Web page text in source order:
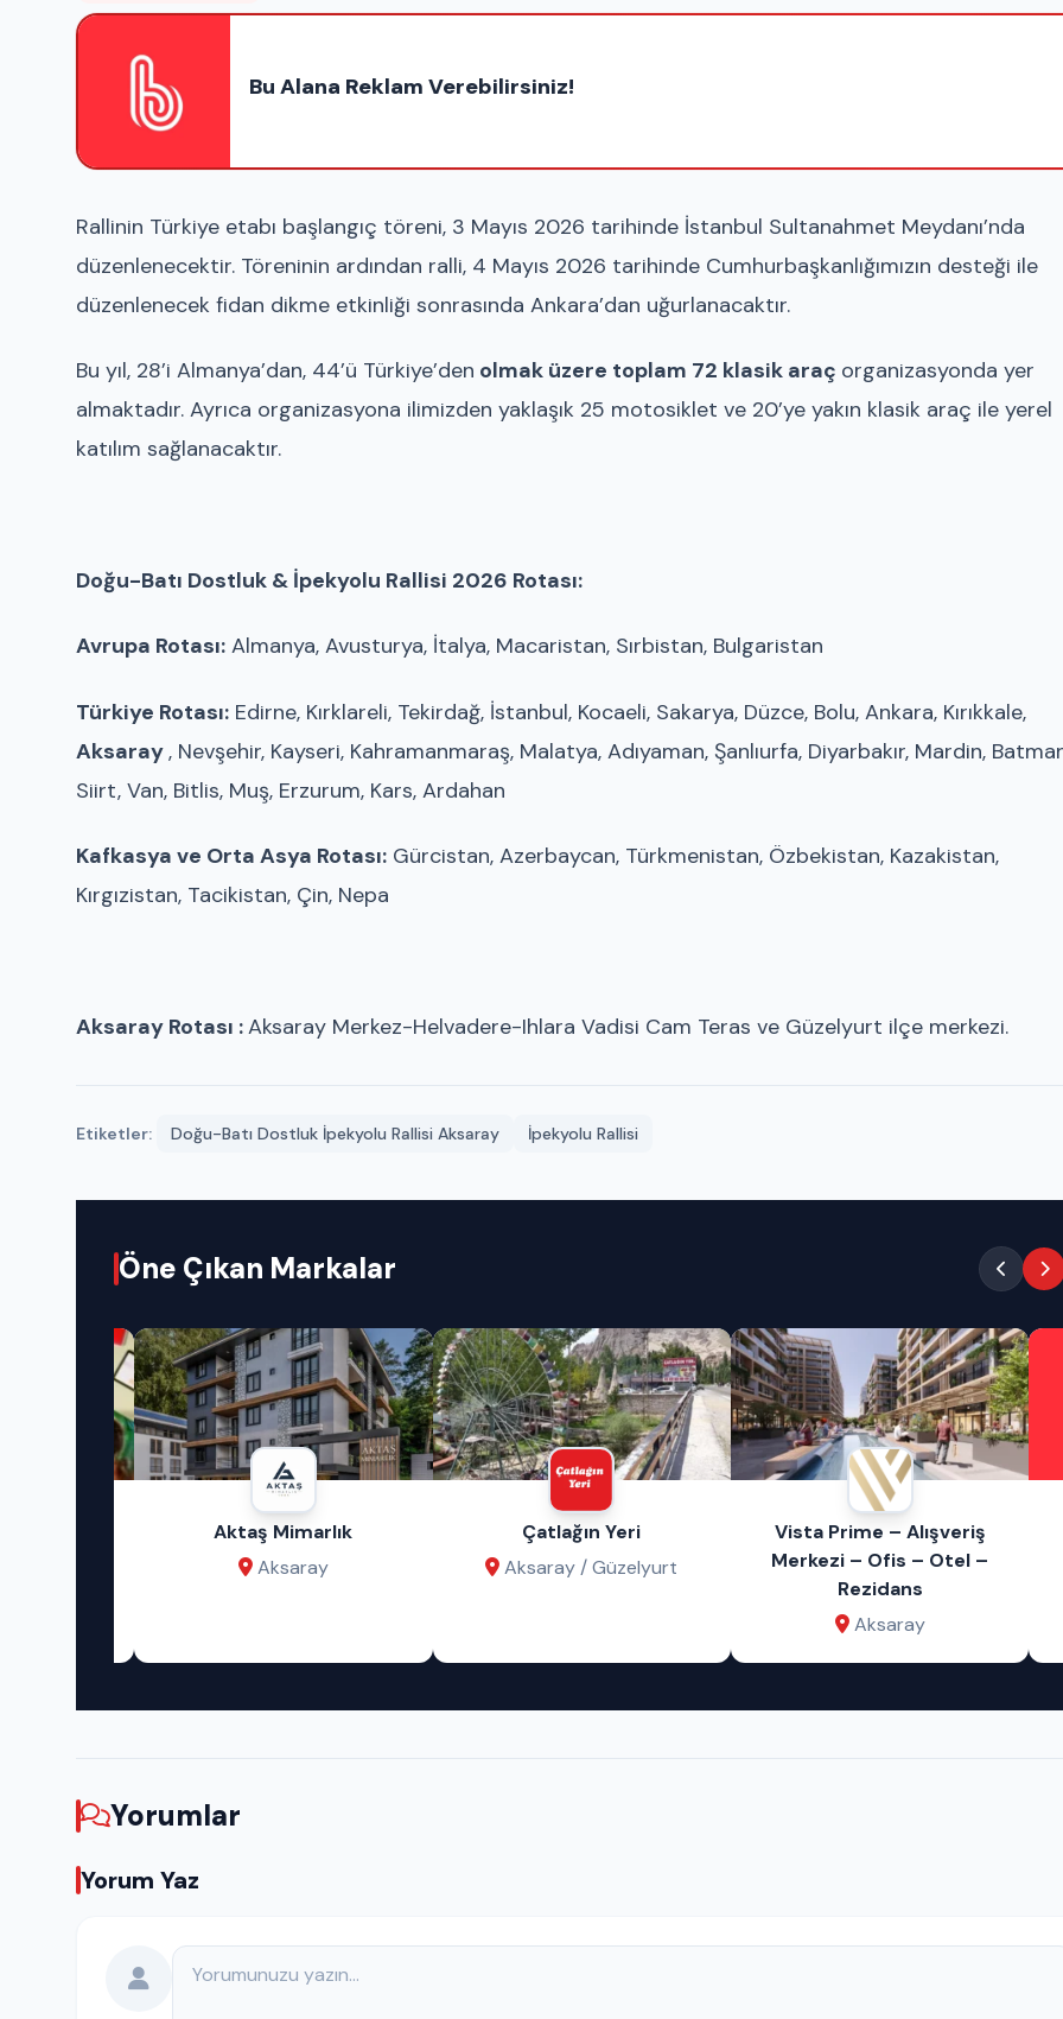
Bu Alana Reklam Verebilirsiniz!
Rallinin Türkiye etabı başlangıç töreni, 3 Mayıs 2026 tarihinde İstanbul Sultanahmet Meydanı’nda
düzenlenecektir. Töreninin ardından ralli, 4 Mayıs 2026 tarihinde Cumhurbaşkanlığımızın desteği ile
düzenlenecek fidan dikme etkinliği sonrasında Ankara’dan uğurlanacaktır.
Bu yıl, 28’i Almanya’dan, 44’ü Türkiye’den olmak üzere toplam 72 klasik araç organizasyonda yer
almaktadır. Ayrıca organizasyona ilimizden yaklaşık 25 motosiklet ve 20’ye yakın klasik araç ile yerel
katılım sağlanacaktır.
Doğu-Batı Dostluk & İpekyolu Rallisi 2026 Rotası:
Avrupa Rotası: Almanya, Avusturya, İtalya, Macaristan, Sırbistan, Bulgaristan
Türkiye Rotası: Edirne, Kırklareli, Tekirdağ, İstanbul, Kocaeli, Sakarya, Düzce, Bolu, Ankara, Kırıkkale,
Aksaray, Nevşehir, Kayseri, Kahramanmaraş, Malatya, Adıyaman, Şanlıurfa, Diyarbakır, Mardin,
Siirt, Van, Bitlis, Muş, Erzurum, Kars, Ardahan
Kafkasya ve Orta Asya Rotası: Gürcistan, Azerbaycan, Türkmenistan, Özbekistan, Kazakistan,
Kırgızistan, Tacikistan, Çin, Nepa
Aksaray Rotası :Aksaray Merkez-Helvadere-Ihlara Vadisi Cam Teras ve Güzelyurt ilçe merkezi.
Etiketler: Doğu-Batı Dostluk İpekyolu Rallisi Aksaray İpekyolu Rallisi
Öne Çıkan Markalar
Aktaş Mimarlık
Aksaray
Çatlağın Yeri
Aksaray / Güzelyurt
Vista Prime – Alışveriş
Merkezi – Ofis – Otel –
Rezidans
Aksaray
Yorumlar
Yorum Yaz
Yorumunuz